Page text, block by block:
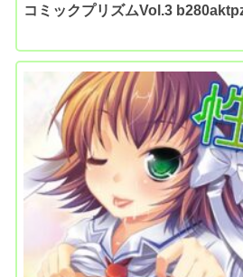
コミックプリズムVol.3